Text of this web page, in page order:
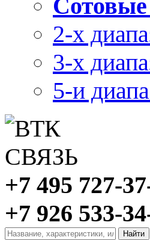
2-х
3-х
5-и
+7 495 727-
+7 926 533-